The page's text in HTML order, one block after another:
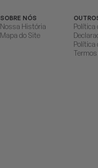
SOBRE NÓS
Nossa História
Mapa do Site
Política
Política